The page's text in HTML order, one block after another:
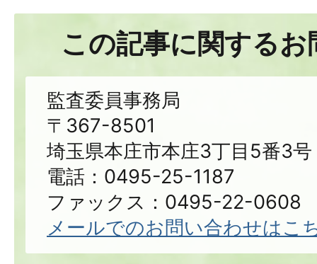
この記事に関する
監査委員事務局
〒367-8501
埼玉県本庄市本庄3丁目5番3号
電話：0495-25-1187
ファックス：0495-22-0608
メールでのお問い合わせはこ